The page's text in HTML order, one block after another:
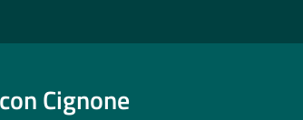
Cignone